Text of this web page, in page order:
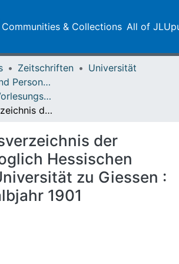
Communities & Collections All of
Zeitschriften
Universität
Vorlesungs- und Personalverzeichnis / Justus-Liebig-Universität Gießen
[1894-1930] Vorlesungsverzeichnis / Hessische Ludwigs-Universität zu Giessen
Vorlesungsverzeichnis der Grossherzoglich Hessischen Ludwigs-Universität zu Giessen : Sommerhalbjahr 1901
der
Hessischen
zu Giessen :
1901